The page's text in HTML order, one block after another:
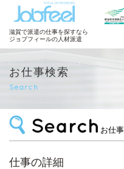
滋賀で派遣の仕事を探すなら
ジョブフィールの人材派遣
お仕事検索
Search
お仕
仕事の詳細